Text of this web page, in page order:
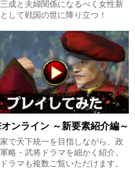
成と夫婦関係になるべく女性新
して戦国の世に降り立つ！
ンライン ～新要素紹介編～
で天下統一を目指しながら、政
略・武将ドラマを細かく紹介。
ラマも複数ご覧いただけます。